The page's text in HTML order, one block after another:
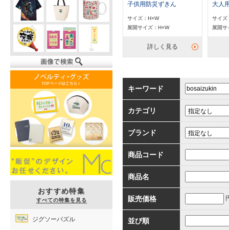
子供用防災ずきん
サイズ：H×W
展開サイズ：H×W
詳しく見る
大人
サイズ
展開サ
キーワード
カテゴリ
ブランド
商品コード
商品名
販売価格
並び順
おすすめ特集
すべての特集を見る
ジグソーパズル